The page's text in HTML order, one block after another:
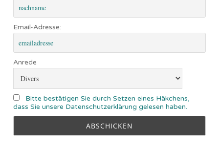
Email-Adresse:
Anrede
Bitte bestätigen Sie durch Setzen eines Häkchens,
dass Sie unsere Datenschutzerklärung gelesen haben.